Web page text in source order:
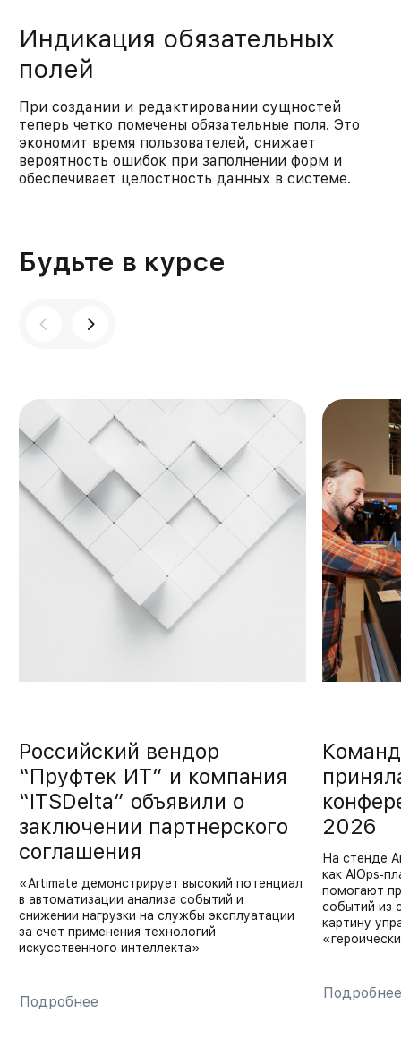
Индикация обязательных
полей
При создании и редактировании сущностей
теперь четко помечены обязательные поля. Это
экономит время пользователей, снижает
вероятность ошибок при заполнении форм и
обеспечивает целостность данных в системе.​
Будьте в курсе
Российский вендор
“Пруфтек ИТ” и компания
“ITSDelta” объявили о
заключении партнерского
соглашения
«Artimate демонстрирует высокий потенциал
в автоматизации анализа событий и
снижении нагрузки на службы эксплуатации
за счет применения технологий
искусственного интеллекта»
Подробнее
2026
На стенде
как
помогают
событий из
картину
Подробнее